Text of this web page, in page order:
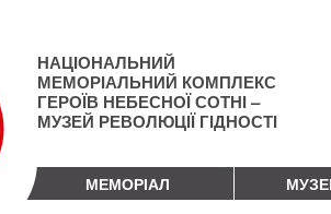
НАЦІОНАЛЬНИЙ
МЕМОРІАЛЬНИЙ КОМПЛЕКС
ГЕРОЇВ НЕБЕСНОЇ СОТНІ –
МУЗЕЙ РЕВОЛЮЦІЇ ГІДНОСТІ
МЕМОРІАЛ